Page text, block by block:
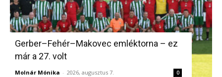
Gerber–Fehér–Makovec emléktorna – ez
már a 27. volt
Molnár Mónika - 2026, augusztus 7. 0